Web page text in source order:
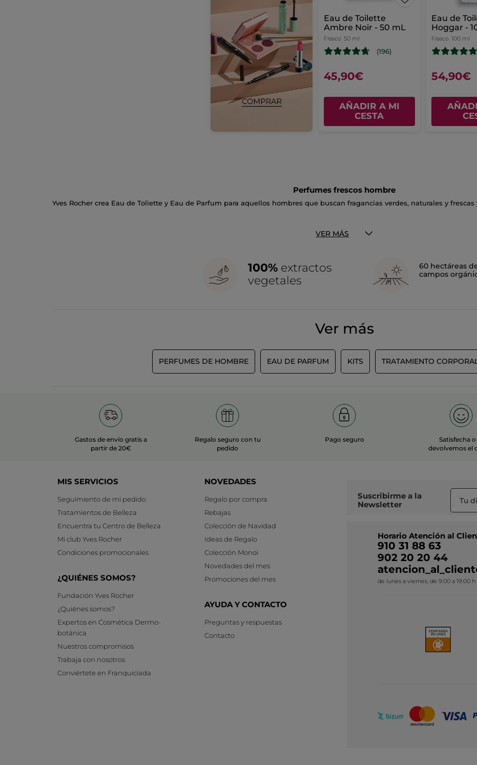
Eau de Toilette
Ambre Noir - 50 mL
Frasco 50 ml
(196)
45,90€
AÑADIR A MI
CESTA
Eau de
Hoggar -
Frasco 100 ml
54,90€
Perfumes frescos hombre
Yves Rocher crea Eau de Toliette y Eau de Parfum para aquellos hombres que buscan fragancias verdes, naturales y
VER MÁS
100% extractos
vegetales
60 hectáreas
campos
Ver más
PERFUMES DE HOMBRE EAU DE PARFUM KITS TRATAMIENTO
Gastos de envío gratis a
partir de 20€
Regalo seguro con tu
pedido
Pago seguro
Satisfecha
devolvemos el
MIS SERVICIOS
Seguimiento de mi pedido
Tratamientos de Belleza
Encuentra tu Centro de Belleza
Mi club Yves Rocher
Condiciones promocionales
¿QUIÉNES SOMOS?
Fundación Yves Rocher
¿Quiénes somos?
Expertos en Cosmética Dermo-
botánica
Nuestros compromisos
Trabaja con nosotros
Conviértete en Franquiciada
NOVEDADES
Regalo por compra
Rebajas
Colección de Navidad
Ideas de Regalo
Colección Monoi
Novedades del mes
Promociones del mes
AYUDA Y CONTACTO
Preguntas y respuestas
Contacto
Suscribirme a la
Newsletter
Horario Atención al
910 31 88 63
902 20 20 44
de lunes a viernes, de 9:00 a 19:00 h